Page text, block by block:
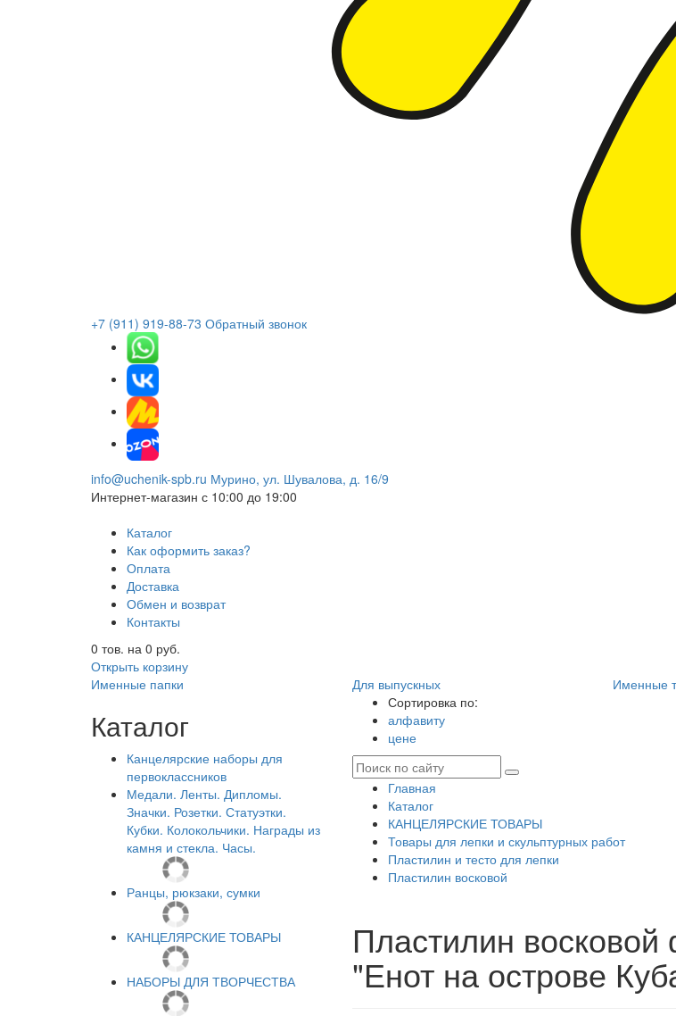
+7 (911) 919-88-73 Обратный звонок
info@uchenik-spb.ru Мурино, ул. Шувалова, д. 16/9
Интернет-магазин с 10:00 до 19:00
Каталог
Как оформить заказ?
Оплата
Доставка
Обмен и возврат
Контакты
0 тов. на 0 руб.
Открыть корзину
Именные папки
Для выпускных Именные
Каталог
Канцелярские наборы для
первоклассников
Медали. Ленты. Дипломы.
Значки. Розетки. Статуэтки.
Кубки. Колокольчики. Награды из
камня и стекла. Часы.
Ранцы, рюкзаки, сумки
КАНЦЕЛЯРСКИЕ ТОВАРЫ
НАБОРЫ ДЛЯ ТВОРЧЕСТВА
Сортировка по:
алфавиту
цене
Главная
Каталог
КАНЦЕЛЯРСКИЕ ТОВАРЫ
Товары для лепки и скульптурных работ
Пластилин и тесто для лепки
Пластилин восковой
Пластилин
"Енот на острове